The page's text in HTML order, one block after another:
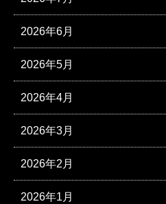
2026年6月
2026年5月
2026年4月
2026年3月
2026年2月
2026年1月